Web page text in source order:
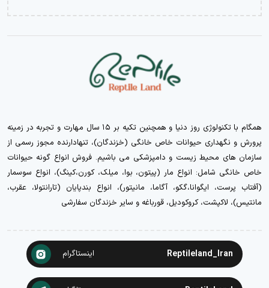
همگام با تکنولوژی روز دنیا و همچنین تکیه بر ۱۵ سال مهارت و تجربه در زمینه
پرورش و نگهداری حیوانات خاص خانگی (خزندگان)، تنهادارنده مجوز رسمی از
سازمان های محیط زیست و دامپزشکی می باشیم. فروش انواع گونه حیوانات
خاص خانگی شامل: انواع مار (پیتون، بوا، میلک، کورن،کینگ)، انواع سوسمار
(آفتاب پرست، ایگوانا،گکو، آگاما، مانیتور)، انواع بندپایان (تارانتولا، عقرب،
مانتیس)، لاکپشت، کروکودیل، قورباغه و سایر خزندگان سفارشی
Reptileland_Iran اینستاگرام